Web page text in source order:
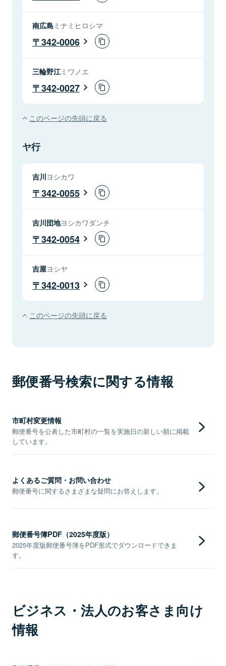
南広島 ミナミヒロシマ
342-0006
三輪野江ミワノエ
342-0027
このページの先頭に戻る
ヤ行
吉川ヨシカワ
342-0055
吉川団地ヨシカワダンチ
342-0054
吉屋ヨシヤ
342-0013
このページの先頭に戻る
郵便番号検索に関する情報
市町村変更情報
郵便番号を公表した市町村の一覧を実施日の新しい順に掲載
しています。
よくあるご質問・お問い合わせ
郵便番号に関するさまざまな疑問にお答えします。
郵便番号簿PDF（2025年度版）
2025年度版郵便番号簿をPDF形式でダウンロードできま
す。
ビジネス・法人のお客さま向け
情報